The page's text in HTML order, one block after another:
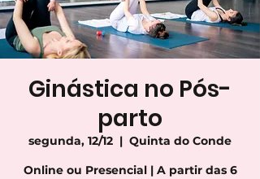
Ginástica no Pós-
parto
segunda, 12/12
  |
Quinta do Conde
Online ou Presencial | A partir das 6